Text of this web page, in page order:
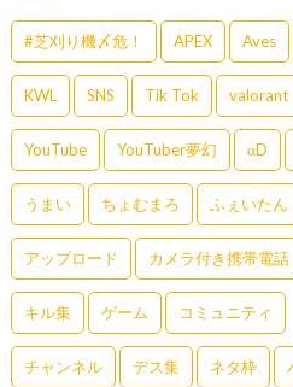
#芝刈り機〆危！ APEX Aves
KWL SNS Tik Tok valorant
YouTube YouTuber夢幻 αD
うまい ちょむまろ ふぇいたん
アップロード カメラ付き携帯電話
キル集 ゲーム コミュニティ
チャンネル デス集 ネタ枠